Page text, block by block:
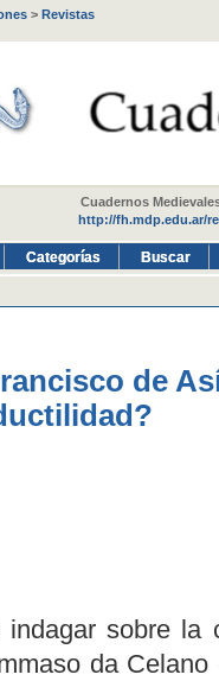
> Revistas
Cuadernos
http://fh.mdp.edu.ar/
Categorías Buscar
de
sobre la
da